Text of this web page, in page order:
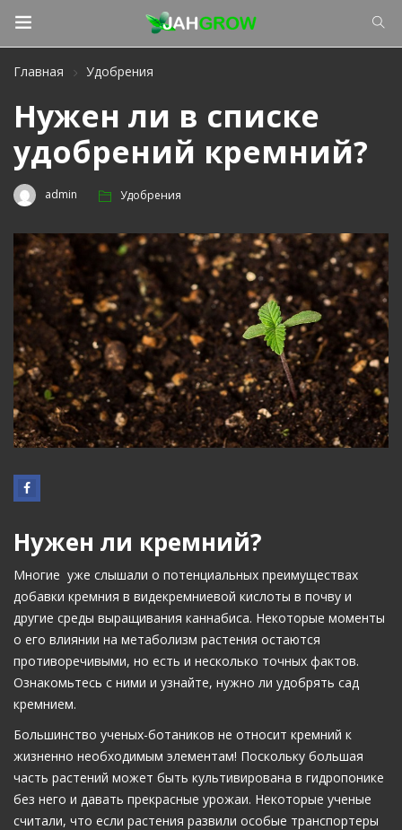
Главная Удобрения
Нужен ли в списке
удобрений кремний?
admin Удобрения
Нужен ли кремний?
Многие уже слышали о потенциальных преимуществах
добавки кремния в видекремниевой кислоты в почву и
другие среды выращивания каннабиса. Некоторые моменты
о его влиянии на метаболизм растения остаются
противоречивыми, но есть и несколько точных фактов.
Ознакомьтесь с ними и узнайте, нужно ли удобрять сад
кремнием.
Большинство ученых-ботаников не относит кремний к
жизненно необходимым элементам! Поскольку большая
часть растений может быть культивирована в гидропонике
без него и давать прекрасные урожаи. Некоторые ученые
считали, что если растения развили особые транспортеры